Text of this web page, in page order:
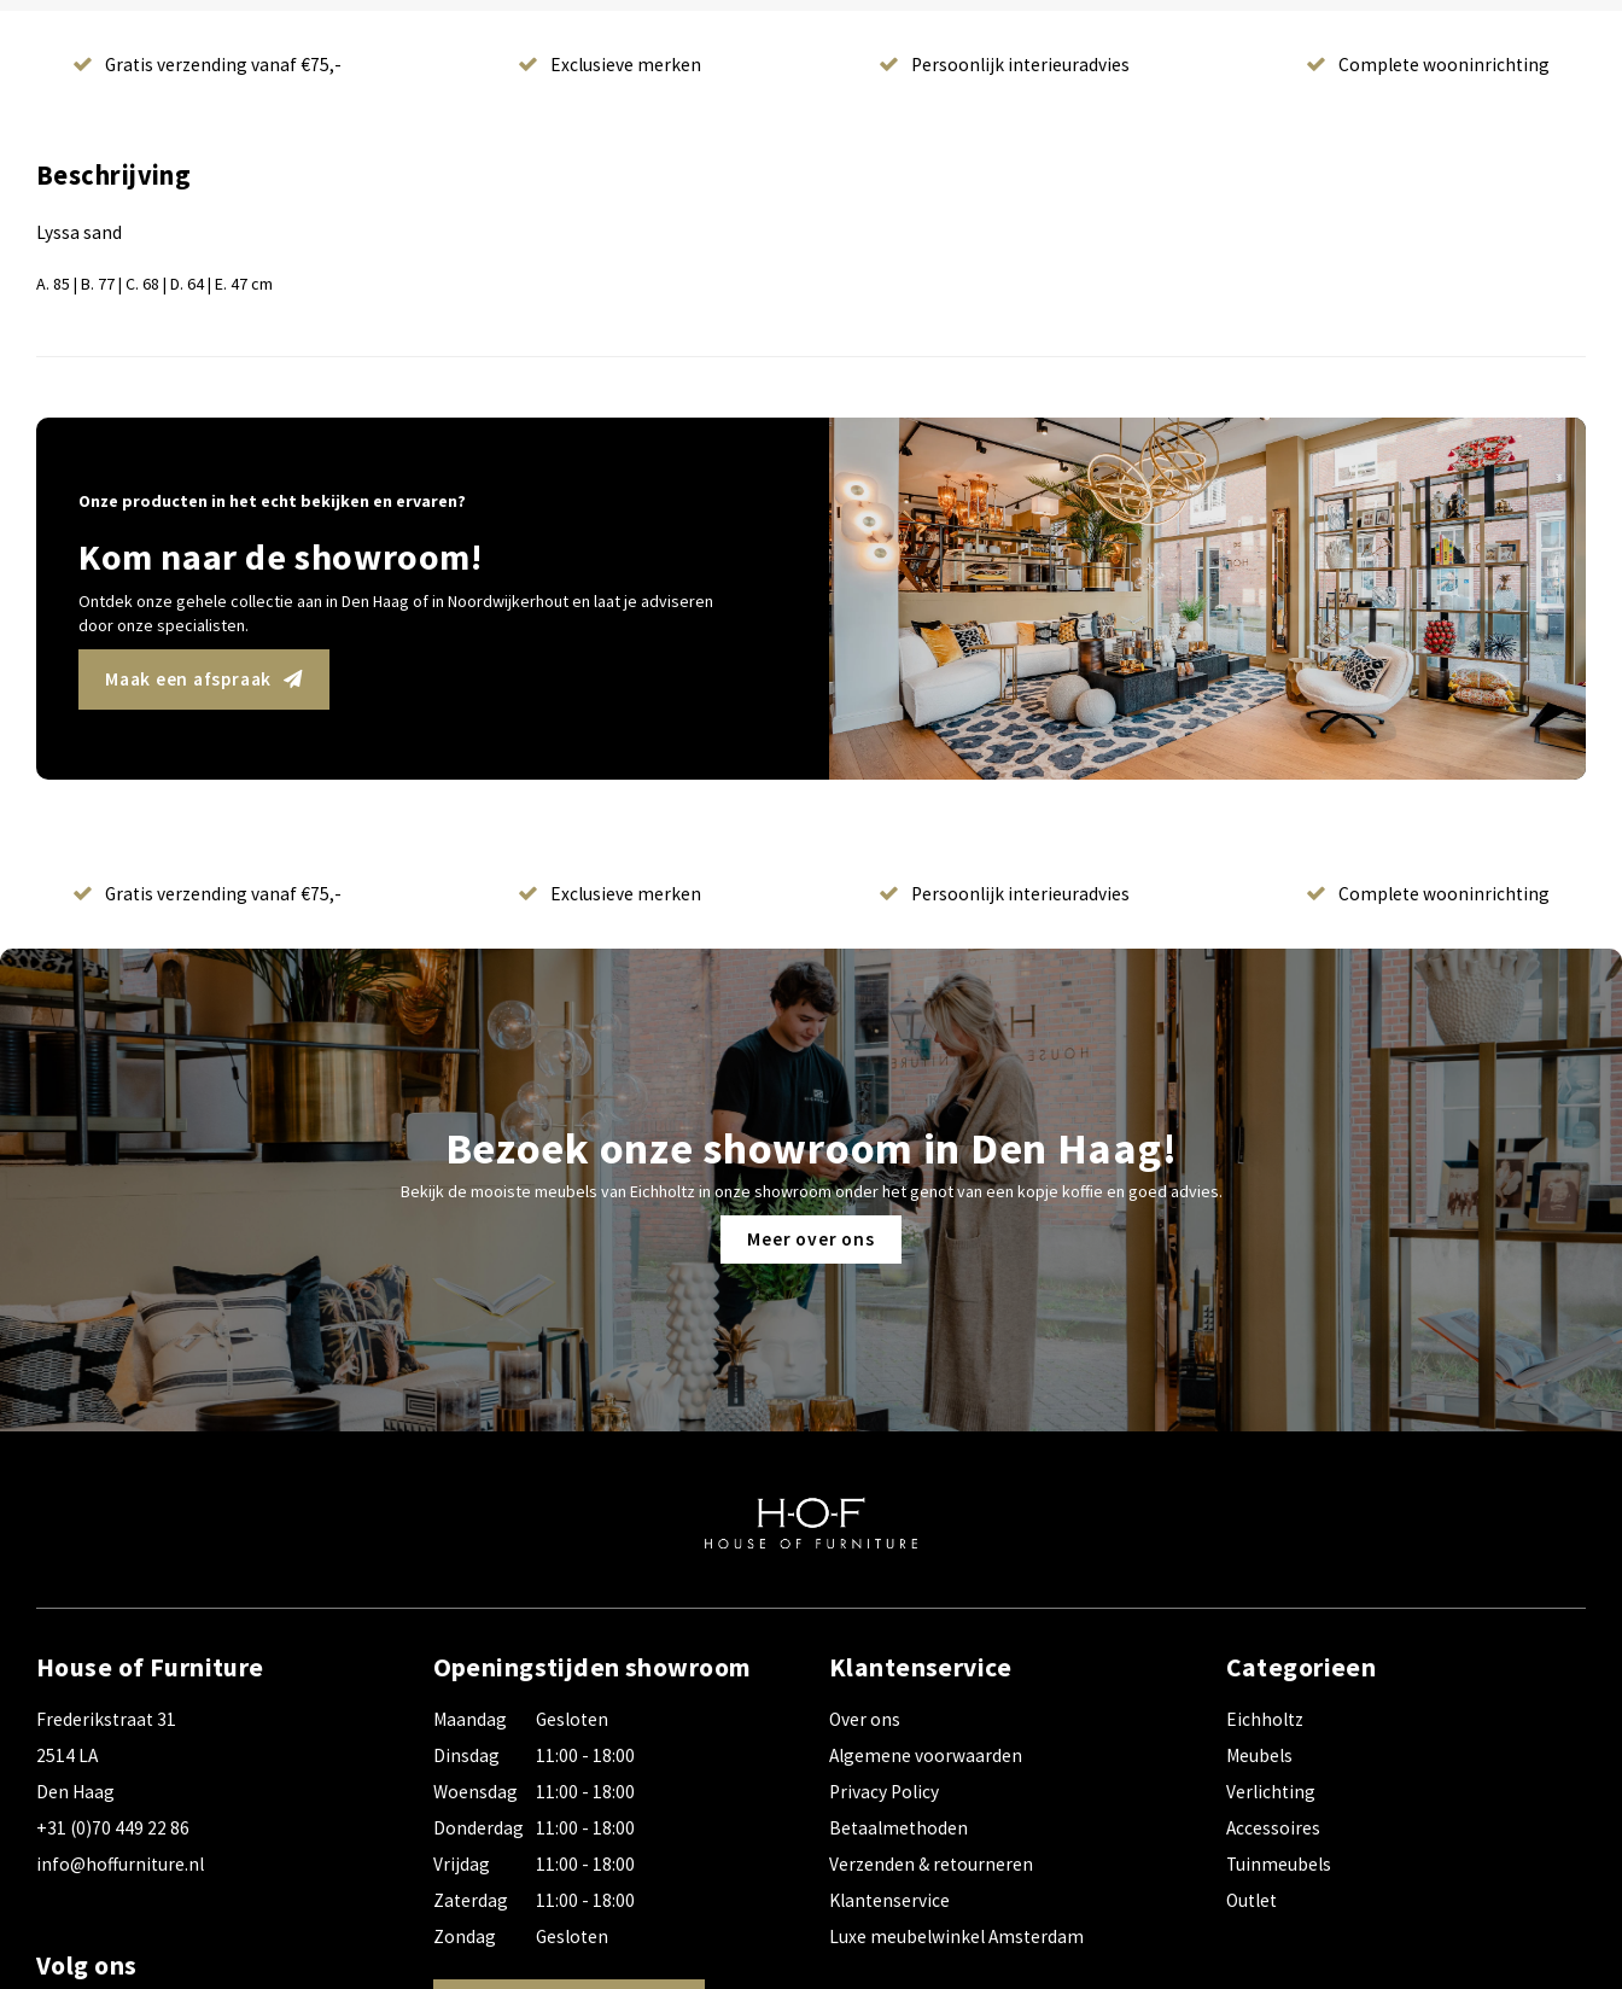
Gratis verzending vanaf €75,- Exclusieve merken Persoonlijk interieuradvies Complete wooninrichting
Beschrijving
Lyssa sand
A. 85 | B. 77 | C. 68 | D. 64 | E. 47 cm
Onze producten in het echt bekijken en ervaren?
Kom naar de showroom!
Ontdek onze gehele collectie aan in Den Haag of in Noordwijkerhout en laat je adviseren
door onze specialisten.
Maak een afspraak
Gratis verzending vanaf €75,- Exclusieve merken Persoonlijk interieuradvies Complete wooninrichting
Bezoek onze showroom in Den Haag!
Bekijk de mooiste meubels van Eichholtz in onze showroom onder het genot van een kopje koffie en goed advies.
Meer over ons
House of Furniture
Frederikstraat 31
2514 LA
Den Haag
+31 (0)70 449 22 86
info@hoffurniture.nl
Volg ons
Openingstijden showroom
Maandag
Dinsdag
Woensdag
Donderdag
Vrijdag
Zaterdag
Zondag
Gesloten
11:00 - 18:00
11:00 - 18:00
11:00 - 18:00
11:00 - 18:00
11:00 - 18:00
Gesloten
Klantenservice
Over ons
Algemene voorwaarden
Privacy Policy
Betaalmethoden
Verzenden & retourneren
Klantenservice
Luxe meubelwinkel Amsterdam
Categorieen
Eichholtz
Meubels
Verlichting
Accessoires
Tuinmeubels
Outlet